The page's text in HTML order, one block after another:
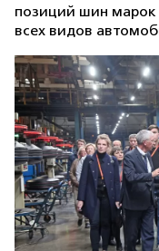
позиций шин
всех видов